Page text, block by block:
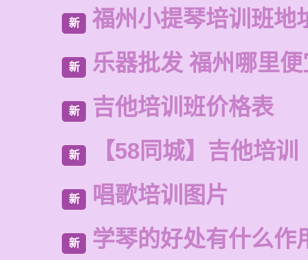
新 福州小提琴培训班地
新 乐器批发 福州哪里
新 吉他培训班价格表
新 【58同城】吉他培训
新 唱歌培训图片
新 学琴的好处有什么作